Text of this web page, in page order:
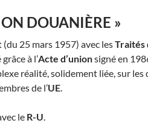
DOUANIÈRE »
25 mars 1957) avec lesTraités
à l’Acte d’unionsigné en
réalité, solidement liée, sur
de l’UE.
le R-U.